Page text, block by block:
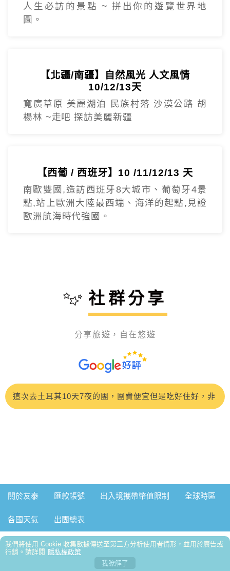
我們將使用 Cookie 收集數據傳送至第三方分析使用者情形，並用於廣告或
行銷。請詳閱 隱私權政策
我瞭解了
人生必訪的景點 ~ 拼出你的遊覽世界地
圖。
【北疆/南疆】自然風光 人文風情
10/12/13天
寬廣草原 美麗湖泊 民族村落 沙漠公路 胡
楊林 ~走吧 探訪美麗新疆
【西葡 / 西班牙】10 /11/12/13 天
南歐雙國,造訪西班牙8大城市、葡萄牙4景
點,站上歐洲大陸最西端、海洋的起點,見證
歐洲航海時代強國。
社群分享
分享旅遊，自在悠遊
這次參加 友泰【快閃東歐】奧捷斯匈 東歐七大名城10
天，CP值很高，旅程風景很美麗，吃住也都符合預期，特
這趟CP值超高的土耳其之旅吃得好住得好，開心的笑..開
及文化，加深認識土耳其國家
姐，非常幸運遇到很細心很貼心
友泰的🇷🇺俄羅斯10天行程，吃住都不錯領隊👍張儀楦
隊高大哥專業的帶領與貼心安排
原本以為低價團不需要抱太高期待，結果整趟旅程從行
程、服務到住宿 都讓我們充滿驚喜，完全是物超所值非常
這次去土耳其10天7夜的團，團費便宜但是吃好住好，非
（小魯）超棒！
順暢，玩得很充實。住宿品質優良，餐食也相當不錯，讓
整趟旅程更加分。 特別要稱讚領隊黃弘偉，專業又認真負
責，讓人很安心，也讓旅程更加順利愉快。 這是一趟CP
1 個月前緣分就是這麼奇妙～ 一趟浪漫的土耳其之旅 充
滿歡笑 充滿溫暖 充滿人跟人之間那不需彩排的默契；我
們的領隊小蘇 真的好的沒話說 甚至可愛到爆…我都在想
我們這一行20個人參加9/7土耳其之旅，之前聽朋友說土
耳其吃不好，都看石頭，難玩！我們帶著忐忑不安的心出
參加過友泰北疆11天的行程，新疆風景壯闊悠美雖然每天
關於友泰 匯款帳號 出入境攜帶幣值限制 全球時區
各國天氣 出團總表